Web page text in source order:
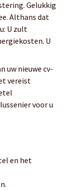
Gelukkig
Althans dat
U zult
U
uw nieuwe cv-
vereist
voor u
en het